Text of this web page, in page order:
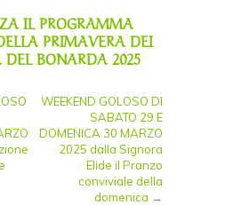
IL PROGRAMMA
PRIMAVERA DEI
DEL BONARDA 2025
WEEKEND GOLOSO DI
SABATO 29 E
DOMENICA 30 MARZO
2025 dalla Signora
Elide il Pranzo
conviviale della
domenica →